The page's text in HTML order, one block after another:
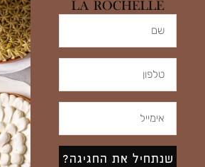
שנתחיל את החגיגה?